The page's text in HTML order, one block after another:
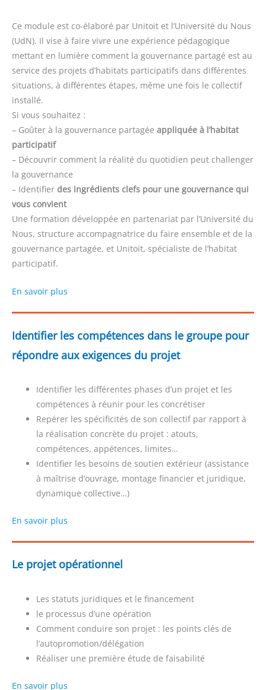
Ce module est co-élaboré par Unitoit et l’Université du Nous
(UdN). Il vise à faire vivre une expérience pédagogique
mettant en lumière comment la gouvernance partagé est au
service des projets d’habitats participatifs dans différentes
situations, à différentes étapes, même une fois le collectif
installé.
Si vous souhaitez :
– Goûter à la gouvernance partagée appliquée à l’habitat
participatif
– Découvrir comment la réalité du quotidien peut challenger
la gouvernance
– Identifier des ingrédients clefs pour une gouvernance qui
vous convient
Une formation développée en partenariat par l’Université du
Nous, structure accompagnatrice du faire ensemble et de la
gouvernance partagée, et Unitoit, spécialiste de l’habitat
participatif.
En savoir plus
Identifier les compétences dans le groupe pour
répondre aux exigences du projet
Identifier les différentes phases d’un projet et les
compétences à réunir pour les concrétiser
Repérer les spécificités de son collectif par rapport à
la réalisation concrète du projet : atouts,
compétences, appétences, limites…
Identifier les besoins de soutien extérieur (assistance
à maîtrise d’ouvrage, montage financier et juridique,
dynamique collective…)
En savoir plus
Le projet opérationnel
Les statuts juridiques et le financement
le processus d’une opération
Comment conduire son projet : les points clés de
l’autopromotion/délégation
Réaliser une première étude de faisabilité
En savoir plus